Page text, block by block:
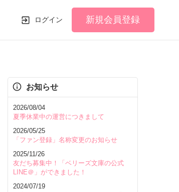
ログイン 新規会員登録
お知らせ
2026/08/04
夏季休業中の運営につきまして
2026/05/25
「ファン登録」名称変更のお知らせ
2025/11/26
友だち募集中！「ベリーズ文庫の公式
LINE＠」ができました！
2024/07/19